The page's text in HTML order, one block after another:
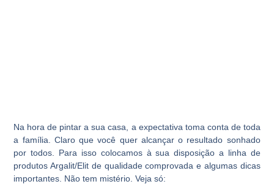
Na hora de pintar a sua casa, a expectativa toma conta de toda
a família. Claro que você quer alcançar o resultado sonhado
por todos. Para isso colocamos à sua disposição a linha de
produtos Argalit/Elit de qualidade comprovada e algumas dicas
importantes. Não tem mistério. Veja só: